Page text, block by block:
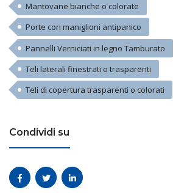
Mantovane bianche o colorate
Porte con maniglioni antipanico
Pannelli Verniciati in legno Tamburato
Teli laterali finestrati o trasparenti
Teli di copertura trasparenti o colorati
Condividi su